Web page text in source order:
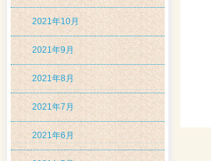
2021年10月
2021年9月
2021年8月
2021年7月
2021年6月